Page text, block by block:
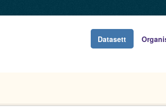
Datasett